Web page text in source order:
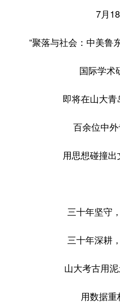
7月
“聚落与社会：中美鲁
国际学术
即将在山大青
百余位中
用思想碰撞出
三十年坚守
三十年深耕
山大考古用
用数据重